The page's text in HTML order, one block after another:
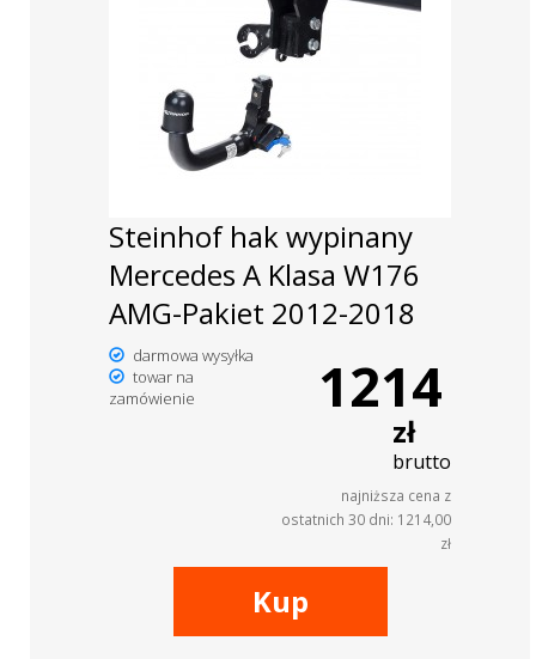
Steinhof hak wypinany
Mercedes A Klasa W176
AMG-Pakiet 2012-2018
darmowa wysyłka
towar na
zamówienie
1214
zł
brutto
najniższa cena z
ostatnich 30 dni: 1214,00
zł
Kup